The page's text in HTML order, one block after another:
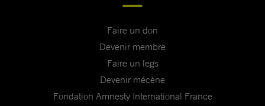
Faire un don
Devenir membre
Faire un legs
Devenir mécène
Fondation Amnesty International France